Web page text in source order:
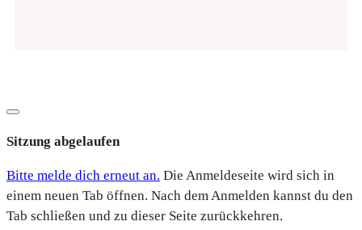
Dialog
Sitzung abgelaufen
Bitte melde dich erneut an. Die Anmeldeseite wird sich in
einem neuen Tab öffnen. Nach dem Anmelden kannst du den
Tab schließen und zu dieser Seite zurückkehren.